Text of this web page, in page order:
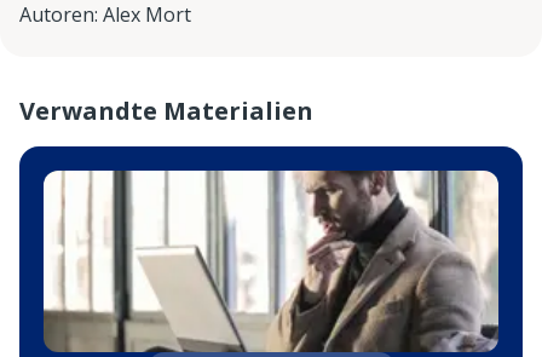
Autoren: Alex Mort
Verwandte Materialien